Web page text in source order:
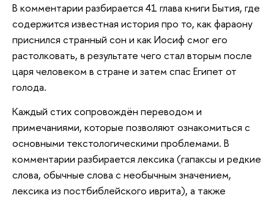
В комментарии разбирается 41 глава книги Бытия, где
содержится известная история про то, как фараону
приснился странный сон и как Иосиф смог его
растолковать, в результате чего стал вторым после
царя человеком в стране и затем спас Египет от
голода.
Каждый стих сопровождён переводом и
примечаниями, которые позволяют ознакомиться с
основными текстологическими проблемами. В
комментарии разбирается лексика (гапаксы и редкие
слова, обычные слова с необычным значением,
лексика из постбиблейского иврита), а также